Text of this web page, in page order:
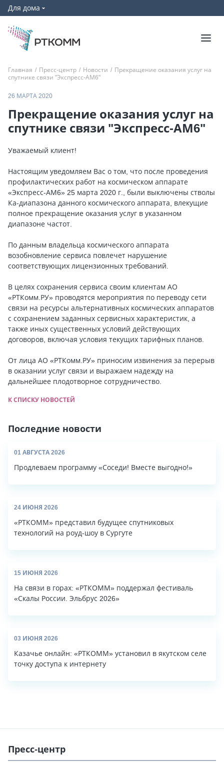
Для дома
Главная / Пресс-центр / Новости / Прекращение оказания услуг на
спутнике связи "Экспресс-АМ6"
Пресс-центр
26 МАРТА 2020
Прекращение оказания услуг на
спутнике связи "Экспресс-АМ6"
Уважаемый клиент!
Настоящим уведомляем Вас о том, что после проведения
профилактических работ на космическом аппарате
«Экспресс-АМ6» 25 марта 2020 г., были выключены стволы
Ка-диапазона данного космического аппарата, влекущие
полное прекращение оказания услуг в указанном
диапазоне частот.
По данным владельца космического аппарата
возобновление сервиса повлечет нарушение
соответствующих лицензионных требований.
В целях сохранения сервиса своим клиентам АО
«РТКомм.РУ» проводятся мероприятия по переводу сети
связи на ресурсы альтернативных космических аппаратов
с сохранением заданных сервисных характеристик, а
также иных существенных условий действующих
договоров, включая условия текущих тарифных планов.
От лица АО «РТКомм.РУ» приносим извинения за перерыв
в оказании услуг связи и выражаем надежду на
дальнейшее плодотворное сотрудничество.
К СПИСКУ НОВОСТЕЙ
Последние новости
01 АВГУСТА 2026
Продлеваем программу «Соседи! Вместе выгодно!»
24 ИЮНЯ 2026
«РТКОММ» представил будущее спутниковых
технологий на роуд-шоу в Сургуте
15 ИЮНЯ 2026
На связи в горах: «РТКОММ» поддержал фестиваль
«Скалы России. Эльбрус 2026»
03 ИЮНЯ 2026
Казачье онлайн: «РТКОММ» установил в якутском селе
точку доступа к интернету